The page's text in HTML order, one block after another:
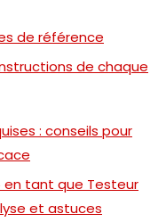
de référence
de chaque
: conseils pour
en tant que Testeur
et astuces